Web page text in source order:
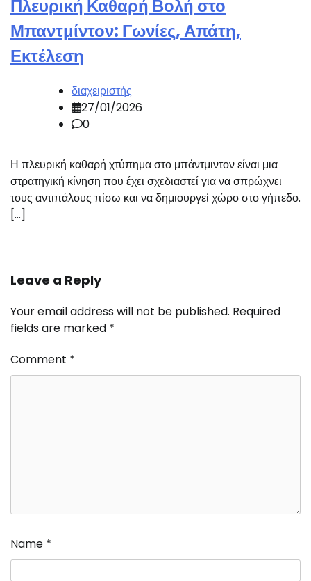
Πλευρική Καθαρή Βολή στο
Μπαντμίντον: Γωνίες, Απάτη,
Εκτέλεση
διαχειριστής
27/01/2026
0
Η πλευρική καθαρή χτύπημα στο μπάντμιντον είναι μια
στρατηγική κίνηση που έχει σχεδιαστεί για να σπρώχνει
τους αντιπάλους πίσω και να δημιουργεί χώρο στο γήπεδο.
[…]
Leave a Reply
Your email address will not be published. Required
fields are marked *
Comment *
Name *